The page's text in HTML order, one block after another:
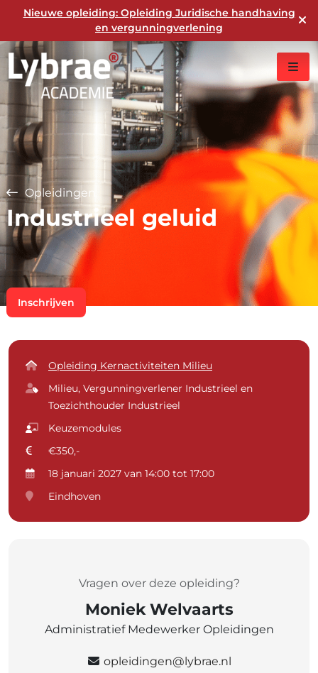
Nieuwe opleiding: Opleiding Juridische handhaving
en vergunningverlening
Opleidingen
Industrieel geluid
Inschrijven
Opleiding Kernactiviteiten Milieu
Milieu, Vergunningverlener Industrieel en
Toezichthouder Industrieel
Keuzemodules
€350,-
18 januari 2027 van 14:00 tot 17:00
Eindhoven
Vragen over deze opleiding?
Moniek Welvaarts
Administratief Medewerker Opleidingen
opleidingen@lybrae.nl